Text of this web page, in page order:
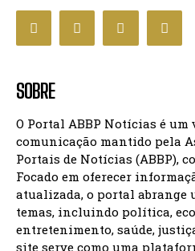
SOBRE
O Portal ABBP Notícias é
comunicação mantido pela
Portais de Notícias (ABBP),
Focado em oferecer
atualizada, o portal abrange
temas, incluindo política,
entretenimento, saúde,
site serve como uma